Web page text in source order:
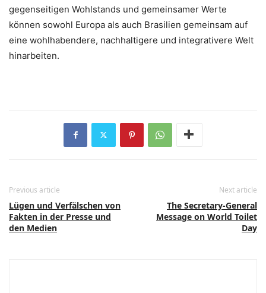
gegenseitigen Wohlstands und gemeinsamer Werte
können sowohl Europa als auch Brasilien gemeinsam auf
eine wohlhabendere, nachhaltigere und integrativere Welt
hinarbeiten.
Previous article
Lügen und Verfälschen von
Fakten in der Presse und
den Medien
Next article
The Secretary-General
Message on World Toilet
Day